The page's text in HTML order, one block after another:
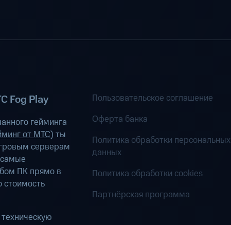
Fog Play
гейминга
от МТС) ты
серверам
ПК прямо в
стоимость
Пользовательское соглашение
Оферта банка
Политика обработки персональных
данных
Политика обработки cookies
Партнёрская программа